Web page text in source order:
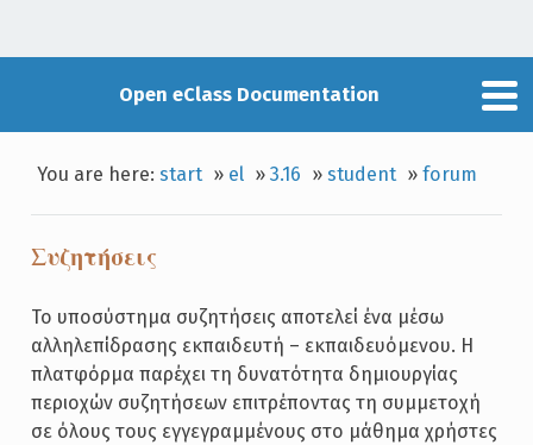
Open eClass Documentation
You are here:start » el »3.16 »student »forum
Συζητήσεις
Το υποσύστημα συζητήσεις αποτελεί ένα μέσω
αλληλεπίδρασης εκπαιδευτή – εκπαιδευόμενου. Η
πλατφόρμα παρέχει τη δυνατότητα δημιουργίας
περιοχών συζητήσεων επιτρέποντας τη συμμετοχή
σε όλους τους εγγεγραμμένους στο μάθημα χρήστες